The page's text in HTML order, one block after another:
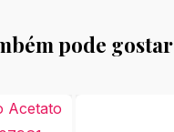
pode gostar